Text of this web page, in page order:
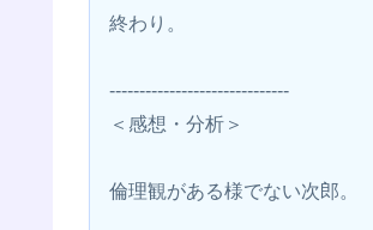
終わり。
------------------------------
＜感想・分析＞
倫理観がある様でない次郎。